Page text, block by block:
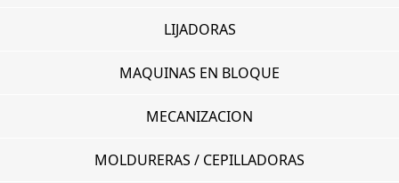
LIJADORAS
MAQUINAS EN BLOQUE
MECANIZACION
MOLDURERAS / CEPILLADORAS